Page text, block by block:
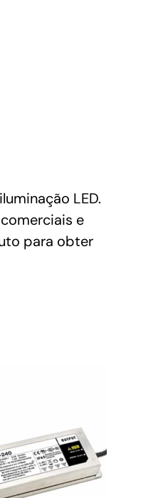
LED.
e
para obter